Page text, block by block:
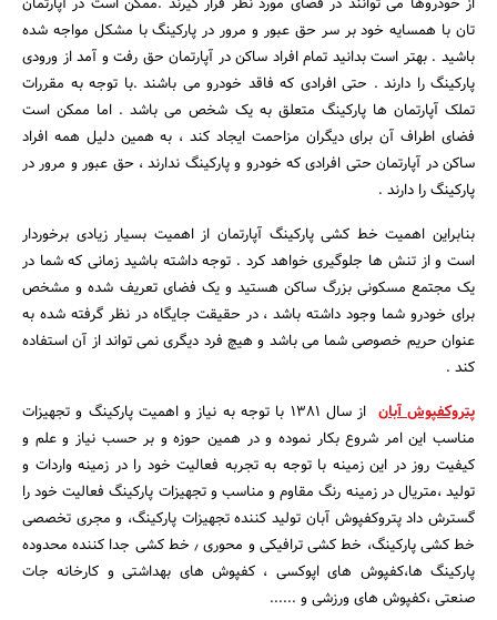
از خودروها می توانند در فضای مورد نظر قرار گیرند .ممکن است در آپارتمان
تان با همسایه خود بر سر حق عبور و مرور در پارکینگ با مشکل مواجه شده
باشید . بهتر است بدانید تمام افراد ساکن در آپارتمان حق رفت و آمد از ورودی
پارکینگ را دارند . حتی افرادی که فاقد خودرو می باشند .با توجه به مقررات
تملک آپارتمان ها پارکینگ متعلق به یک شخص می باشد . اما ممکن است
فضای اطراف آن برای دیگران مزاحمت ایجاد کند ، به همین دلیل همه افراد
ساکن در آپارتمان حتی افرادی که خودرو و پارکینگ ندارند ، حق عبور و مرور در
پارکینگ را دارند .
بنابراین اهمیت خط کشی پارکینگ آپارتمان از اهمیت بسیار زیادی برخوردار
است و از تنش ها جلوگیری خواهد کرد . توجه داشته باشید زمانی که شما در
یک مجتمع مسکونی بزرگ ساکن هستید و یک فضای تعریف شده و مشخص
برای خودرو شما وجود داشته باشد ، در حقیقت جایگاه در نظر گرفته شده به
عنوان حریم خصوصی شما می باشد و هیچ فرد دیگری نمی تواند از آن استفاده
کند .
پترو‌کفپوش آبان
از سال ۱۳۸۱ با توجه به نیاز و اهمیت پارکینگ و تجهیزات
مناسب این امر شروع بکار نموده و در همین حوزه و بر حسب نیاز و علم ‌و
کیفیت روز در این زمینه با توجه به تجربه فعالیت خود را در زمینه واردات و
تولید ،متریال در زمینه رنگ مقاوم و مناسب و تجهیزات پارکینگ فعالیت خود را
گسترش داد پترو‌کفپوش آبان تولید کننده تجهیزات پارکینگ، و مجری تخصصی
خط کشی پارکینگ، خط کشی ترافیکی و محوری ٫ خط کشی جدا کننده محدوده
پارکینگ ها،کفپوش های اپوکسی ، کفپوش های بهداشتی و کارخانه جات
صنعتی ،کفپوش های ورزشی و ......